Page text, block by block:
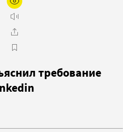
требование